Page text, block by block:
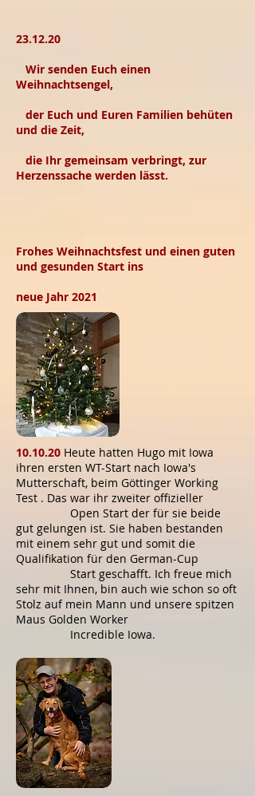
23.12.20
Wir senden Euch einen
Weihnachtsengel,
der Euch und Euren Familien behüten
und die Zeit,
die Ihr gemeinsam verbringt, zur
Herzenssache werden lässt.
Frohes Weihnachtsfest und einen guten
und gesunden Start ins
neue Jahr 2021
10.10.20 Heute hatten Hugo mit Iowa
ihren ersten WT-Start nach Iowa's
Mutterschaft, beim Göttinger Working
Test . Das war ihr zweiter offizieller
Open Start der für sie beide
gut gelungen ist. Sie haben bestanden
mit einem sehr gut und somit die
Qualifikation für den German-Cup
Start geschafft. Ich freue mich
sehr mit Ihnen, bin auch wie schon so oft
Stolz auf mein Mann und unsere spitzen
Maus Golden Worker
Incredible Iowa.